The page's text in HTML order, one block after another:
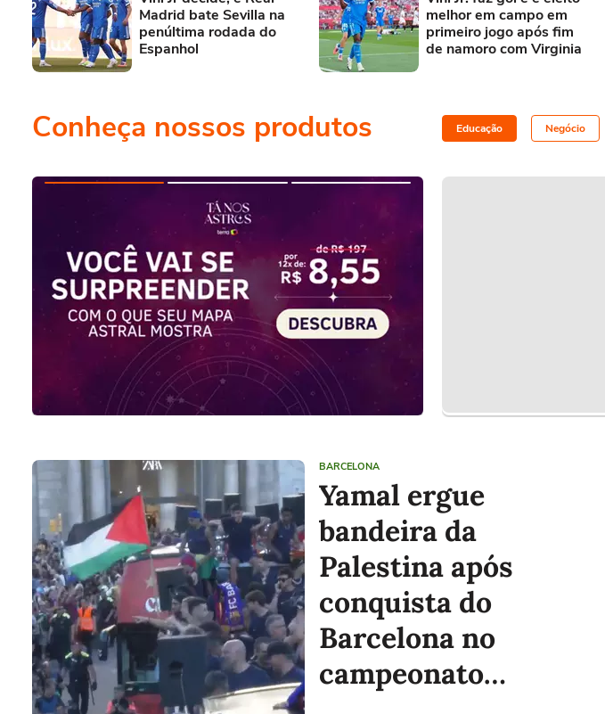
Madrid bate Sevilla na
penúltima rodada do
Espanhol
melhor em campo em
primeiro jogo após fim
de namoro com Virginia
Conheça nossos produtos Educação Negócio
BARCELONA
Yamal ergue
bandeira da
Palestina após
conquista do
Barcelona no
campeonato